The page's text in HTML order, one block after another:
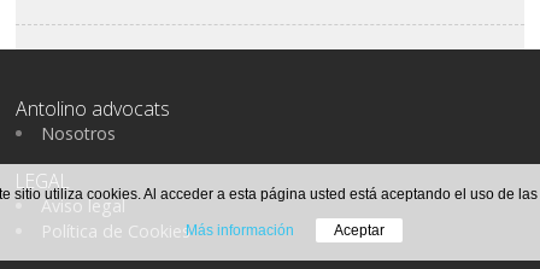
Antolino advocats
Nosotros
LEGAL
Aviso legal
Política de Cookies
sitio utiliza cookies. Al acceder a esta página usted está aceptando el uso de las
Más información Aceptar